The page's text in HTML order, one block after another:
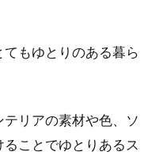
もゆとりのある暮ら
リアの素材や色、ソ
ことでゆとりあるス